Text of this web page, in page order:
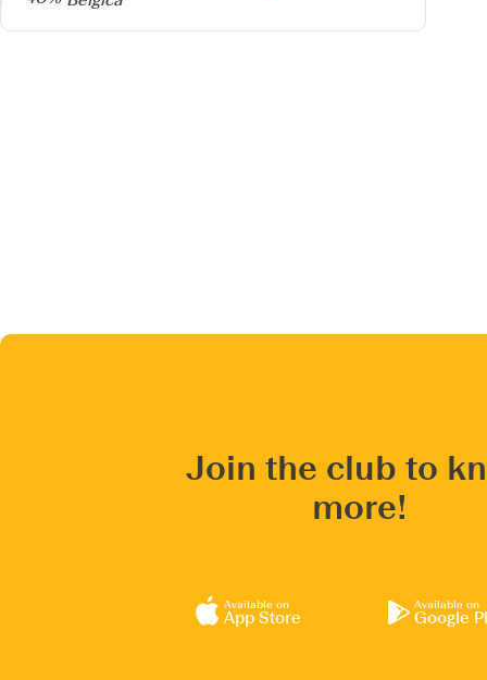
Join the club to
more!
Available on
App Store
Available on
Google